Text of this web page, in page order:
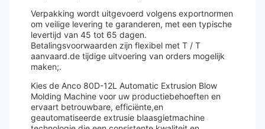
Verpakking wordt uitgevoerd volgens exportnormen
om veilige levering te garanderen, met een typische
levertijd van 45 tot 65 dagen.
Betalingsvoorwaarden zijn flexibel met T / T
aanvaard.de tijdige uitvoering van orders mogelijk
maken;.
Kies de Anco 80D-12L Automatic Extrusion Blow
Molding Machine voor uw productiebehoeften en
ervaart betrouwbare, efficiënte,en
geautomatiseerde extrusie blaasgietmachine